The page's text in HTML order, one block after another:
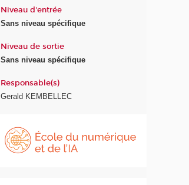
Niveau d'entrée
Sans niveau spécifique
Niveau de sortie
Sans niveau spécifique
Responsable(s)
Gerald KEMBELLEC